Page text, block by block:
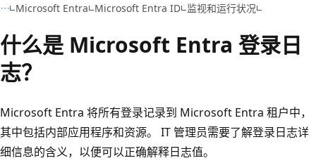
Microsoft Entra Microsoft Entra ID 监视和运行状况
什么是 Microsoft Entra 登录日
志？
Microsoft Entra 将所有登录记录到 Microsoft Entra 租户中，
其中包括内部应用程序和资源。 IT 管理员需要了解登录日志详
细信息的含义，以便可以正确解释日志值。